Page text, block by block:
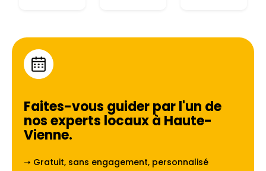
Faites-vous guider par l'un de
nos experts locaux à Haute-
Vienne.
➝ Gratuit, sans engagement, personnalisé